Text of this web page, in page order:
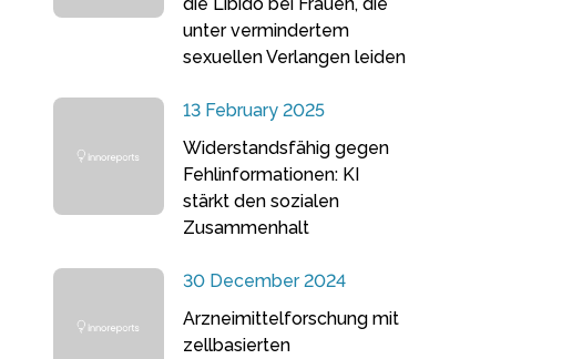
unter vermindertem
sexuellen Verlangen leiden
13 February 2025
Widerstandsfähig gegen
Fehlinformationen: KI
stärkt den sozialen
Zusammenhalt
30 December 2024
Arzneimittelforschung mit
zellbasierten